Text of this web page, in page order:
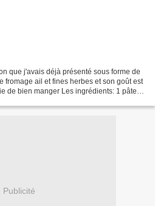
que j'avais déjà présenté sous forme de
fromage ail et fines herbes et son goût est
Les ingrédients: 1 pâte
Publicité